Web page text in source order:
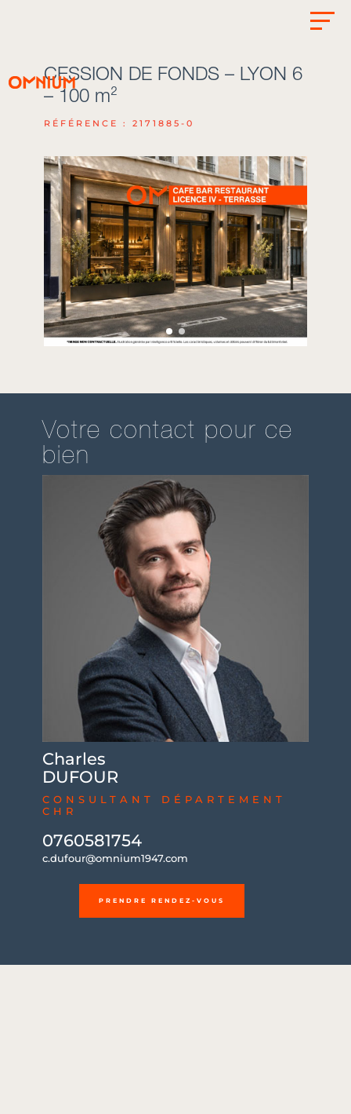
CESSION DE FONDS – LYON 6
– 100 m²
RÉFÉRENCE : 2171885-0
Votre contact pour ce
bien
Charles
DUFOUR
CONSULTANT DÉPARTEMENT
CHR
0760581754
c.dufour@omnium1947.com
PRENDRE RENDEZ-VOUS